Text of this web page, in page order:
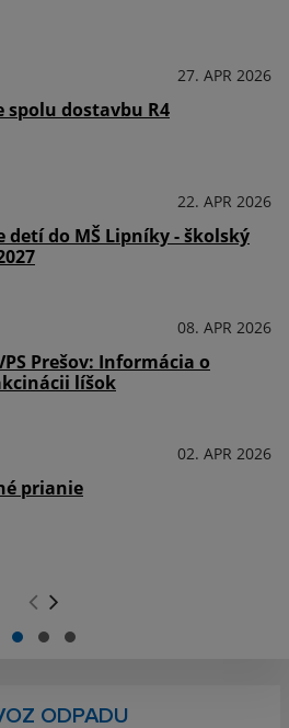
27. APR 2026
spolu dostavbu R4
22. APR 2026
detí do MŠ Lipníky - školský
08. APR 2026
Prešov: Informácia o
líšok
02. APR 2026
prianie
ODPADU